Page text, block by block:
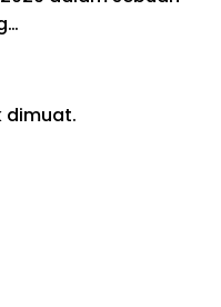
dimuat.